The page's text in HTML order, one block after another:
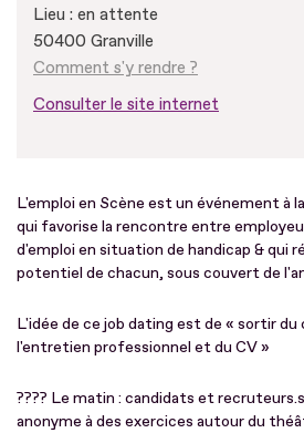
Lieu : en attente
50400 Granville
Comment s'y rendre ?
Consulter le site internet
L'emploi en Scène est un événement à
qui favorise la rencontre entre
d'emploi en situation de handicap & qui
potentiel de chacun, sous couvert de
L'idée de ce job dating est de « sortir du
l'entretien professionnel et du CV »
???? Le matin : candidats et
anonyme à des exercices autour du